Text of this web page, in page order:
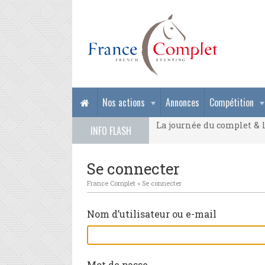
Nos actions Annonces Compétition
INFO FLASH
La journée du complet
La journée du complet
Se connecter
France Complet » Se connecter
Nom d’utilisateur ou e-mail